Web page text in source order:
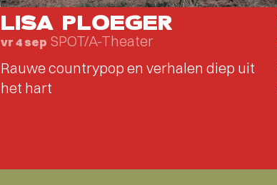
LISA PLOEGER
vr 4 sep SPOT/A-Theater
Rauwe countrypop en verhalen diep uit
het hart